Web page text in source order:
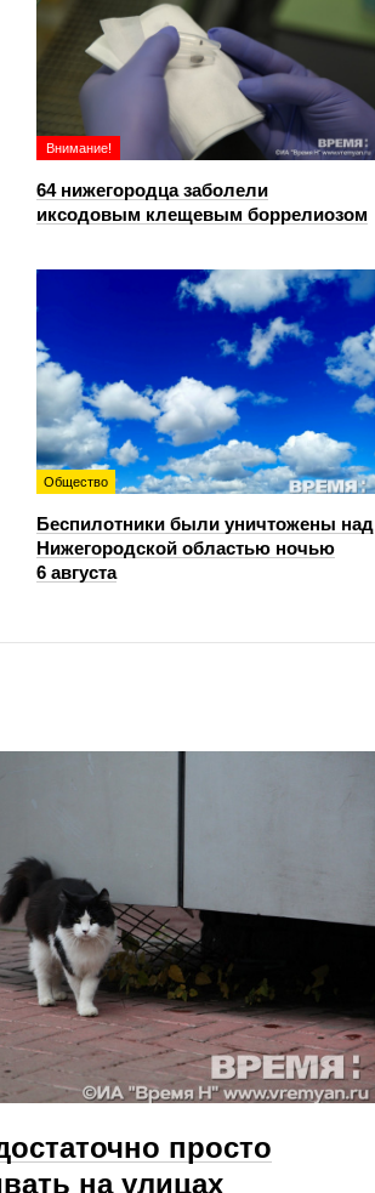
Внимание!
64 нижегородца заболели
иксодовым клещевым боррелиозом
Общество
Беспилотники были уничтожены над
Нижегородской областью ночью
6 августа
просто
на улицах